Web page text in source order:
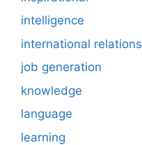
intelligence
international relations
job generation
knowledge
language
learning